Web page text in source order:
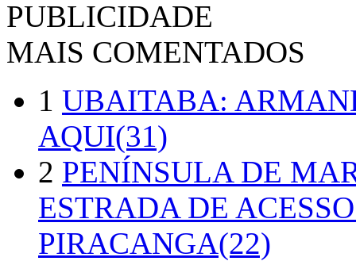
PUBLICIDADE
MAIS COMENTADOS
1 UBAITABA:
AQUI(31)
2 PENÍNSULA DE
ESTRADA DE
PIRACANGA(22)